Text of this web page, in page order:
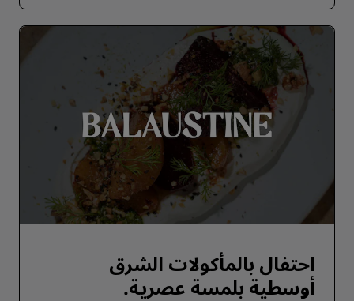
احتفال بالمأكولات الشرق
أوسطية بلمسة عصرية.